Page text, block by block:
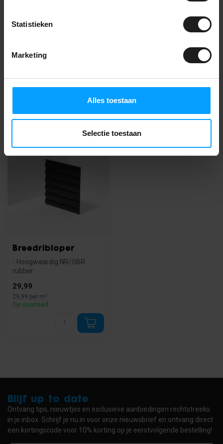
Statistieken
Marketing
Alles toestaan
Selectie toestaan
Jarno adviseert je graag! Bel naar
Recent bekeken
Breedribloper
- Hoogwaardig NR/SBR
rubber
- Slijtvast en makk...
29,99
29,99 per m²
Op voorraad
Blijf up to date
Ontvang tips, nieuwtjes en exclusieve aanbiedingen rechtstreeks
in je inbox. Schrijf je nu in voor onze nieuwsbrief en ontvang direct
een kortingscode voor 10% korting op je eerstvolgende bestelling!